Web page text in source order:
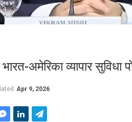
अमेरिका व्यापार सुविधा
Apr 9, 2026